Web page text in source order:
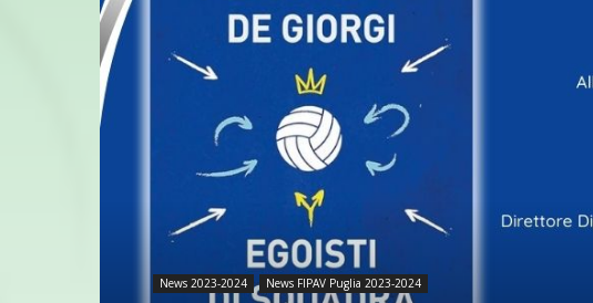
News 2023-2024 News FIPAV Puglia 2023-2024